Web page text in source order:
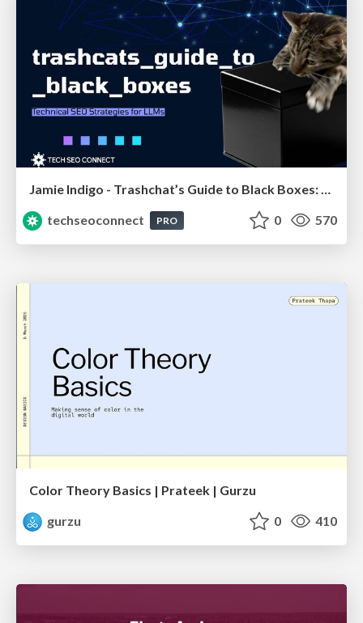
techseoconnect
PRO 0 570
Color Theory Basics | Prateek | Gurzu
gurzu
0 410